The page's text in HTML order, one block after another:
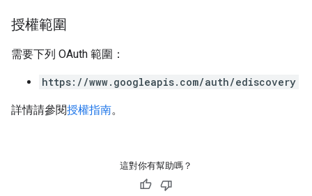
授權範圍
需要下列 OAuth 範圍：
https://www.googleapis.com/auth/ediscovery
詳情請參閱授權指南。
這對你有幫助嗎？